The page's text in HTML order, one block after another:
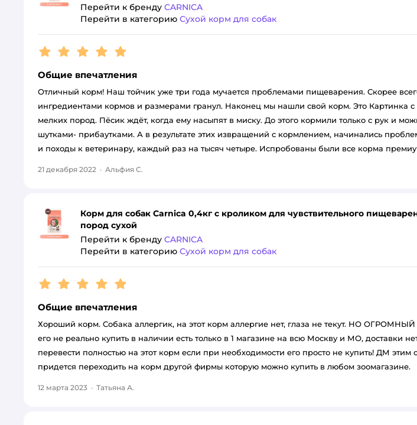
Перейти к бренду CARNICA
Перейти в категорию Сухой корм для собак
Рейтинг:5
Общие впечатления
Отличный корм! Наш тойчик уже три года мучается проблемами пищеварения. Скорее
ингредиентами кормов и размерами гранул. Наконец мы нашли свой корм. Это Картинка с
мелких пород. Пёсик ждёт, когда ему насыпят в миску. До этого кормили только с рук и
шутками- прибаутками. А в результате этих извращений с кормлением, начинались
и походы к ветеринару, каждый раз на тысяч четыре. Испробованы были все корма
21 декабря 2022 · Альфия С.
Корм для собак Carnica 0,4кг с кроликом для чувствительного
пород сухой
Перейти к бренду CARNICA
Перейти в категорию Сухой корм для собак
Рейтинг:5
Общие впечатления
Хороший корм. Собака аллергик, на этот корм аллергие нет, глаза не текут. НО
его не реально купить в наличии есть только в 1 магазине на всю Москву и МО, доставки
перевести полностью на этот корм если при необходимости его просто не купить! ДМ этим
придется переходить на корм другой фирмы которую можно купить в любом зоомагазине.
12 марта 2023 · Татьяна А.